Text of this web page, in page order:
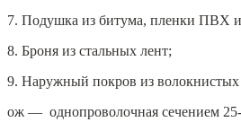
7. Подушка из битума, пленки ПВХ
8. Броня из стальных лент;
9. Наружный покров из волокнистых
ож — однопроволочная сечением